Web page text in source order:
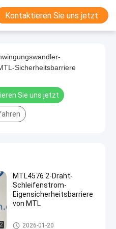
Kontaktieren Sie uns jetzt
Sicherheitsbarriere
Sie uns jetzt
MTL4576 2-Draht-
Schleifenstrom-
Eigensicherheitsbarriere
von MTL
MTL-Instrumente
2026-01-20